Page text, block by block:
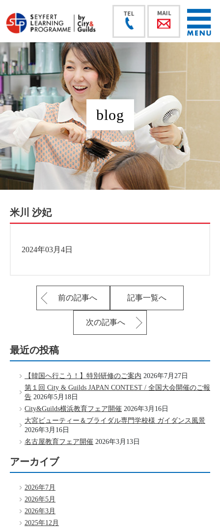
blog
米川 沙妃
2024年03月4日
前の記事へ 記事一覧へ
次の記事へ
最近の投稿
【韓国へ行こう！】特別研修のご案内 2026年7月27日
第１回 City & Guilds JAPAN CONTEST / 全国大会開催のご報
告 2026年5月18日
City&Guilds横浜教育フェア開催 2026年3月16日
大宮ビューティー＆ブライダル専門学校様 ガイダンス風景
2026年3月16日
名古屋教育フェア開催 2026年3月13日
アーカイブ
2026年7月
2026年5月
2026年3月
2025年12月